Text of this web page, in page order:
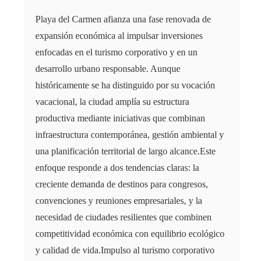
Playa del Carmen afianza una fase renovada de
expansión económica al impulsar inversiones
enfocadas en el turismo corporativo y en un
desarrollo urbano responsable. Aunque
históricamente se ha distinguido por su vocación
vacacional, la ciudad amplía su estructura
productiva mediante iniciativas que combinan
infraestructura contemporánea, gestión ambiental y
una planificación territorial de largo alcance.Este
enfoque responde a dos tendencias claras: la
creciente demanda de destinos para congresos,
convenciones y reuniones empresariales, y la
necesidad de ciudades resilientes que combinen
competitividad económica con equilibrio ecológico
y calidad de vida.Impulso al turismo corporativo